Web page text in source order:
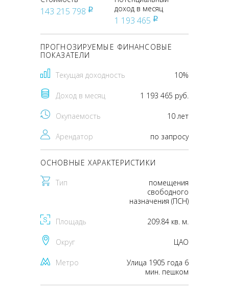
143 215 798 pуб
доход в месяц
1 193 465 pуб
ПРОГНОЗИРУЕМЫЕ ФИНАНСОВЫЕ
ПОКАЗАТЕЛИ
Текущая доходность 10%
Доход в месяц 1 193 465 руб.
Окупаемость 10 лет
Арендатор по запросу
ОСНОВНЫЕ ХАРАКТЕРИСТИКИ
Тип
помещения
свободного
назначения (ПСН)
Площадь 209.84 кв. м.
Округ ЦАО
Метро
Улица 1905 года 6
мин. пешком